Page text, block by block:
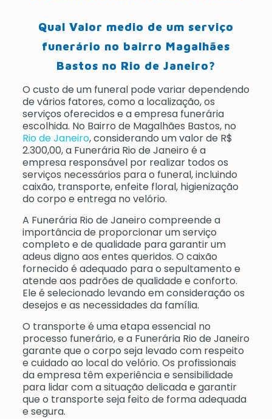
Qual Valor medio de um serviço
funerário no bairro Magalhães
Bastos no Rio de Janeiro?
O custo de um funeral pode variar dependendo
de vários fatores, como a localização, os
serviços oferecidos e a empresa funerária
escolhida. No Bairro de Magalhães Bastos, no
Rio de Janeiro, considerando um valor de R$
2.300,00, a Funerária Rio de Janeiro é a
empresa responsável por realizar todos os
serviços necessários para o funeral, incluindo
caixão, transporte, enfeite floral, higienização
do corpo e entrega no velório.
A Funerária Rio de Janeiro compreende a
importância de proporcionar um serviço
completo e de qualidade para garantir um
adeus digno aos entes queridos. O caixão
fornecido é adequado para o sepultamento e
atende aos padrões de qualidade e conforto.
Ele é selecionado levando em consideração os
desejos e as necessidades da família.
O transporte é uma etapa essencial no
processo funerário, e a Funerária Rio de Janeiro
garante que o corpo seja levado com respeito
e cuidado ao local do velório. Os profissionais
da empresa têm experiência e sensibilidade
para lidar com a situação delicada e garantir
que o transporte seja feito de forma adequada
e segura.